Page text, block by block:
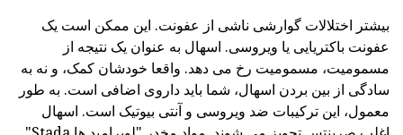
بیشتر اختلالات گوارشی ناشی از عفونت. این ممکن است یک
عفونت باکتریایی یا ویروسی. اسهال به عنوان یک نتیجه از
مسمومیت، مسمومیت رخ می دهد. واقعا خودشان کمک، و نه به
سادگی از بین بردن اسهال، شما باید داروی اضافی است. به طور
معمول، این ترکیبات ضد ویروسی و آنتی بیوتیک است. اسهال